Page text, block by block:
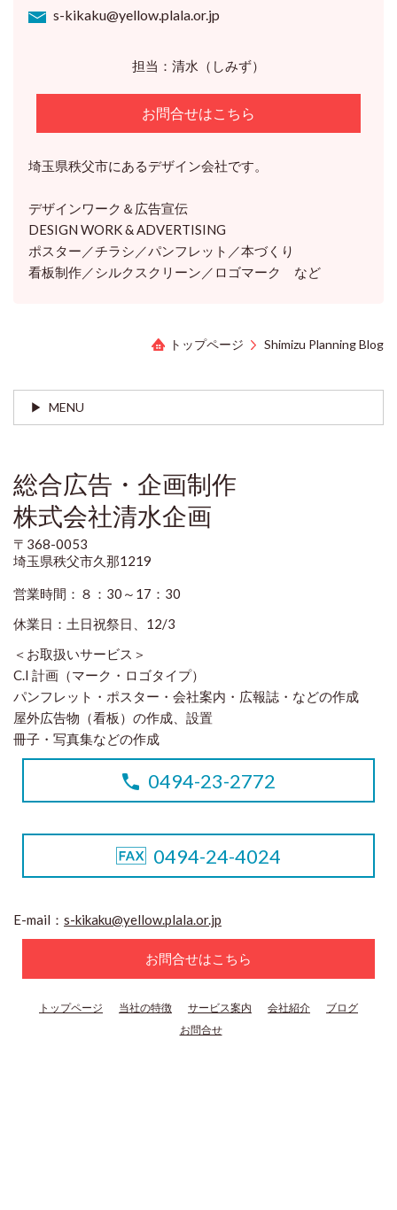
s-kikaku@yellow.plala.or.jp
担当：清水（しみず）
お問合せはこちら
埼玉県秩父市にあるデザイン会社です。
デザインワーク＆広告宣伝
DESIGN WORK & ADVERTISING
ポスター／チラシ／パンフレット／本づくり
看板制作／シルクスクリーン／ロゴマーク など
トップページ Shimizu Planning Blog
MENU
総合広告・企画制作
株式会社清水企画
〒368-0053
埼玉県秩父市久那1219
営業時間：８：30～17：30
休業日：土日祝祭日、12/3
＜お取扱いサービス＞
C.I 計画（マーク・ロゴタイプ）
パンフレット・ポスター・会社案内・広報誌・などの作成
屋外広告物（看板）の作成、設置
冊子・写真集などの作成
0494-23-2772
0494-24-4024
E-mail： s-kikaku@yellow.plala.or.jp
お問合せはこちら
トップページ 当社の特徴 サービス案内 会社紹介
ブログ
お問合せ